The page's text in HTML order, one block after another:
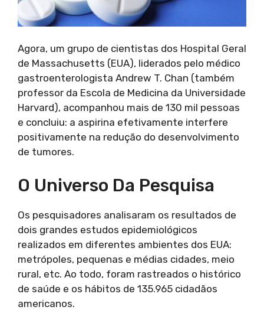
Agora, um grupo de cientistas dos Hospital Geral
de Massachusetts (EUA), liderados pelo médico
gastroenterologista Andrew T. Chan (também
professor da Escola de Medicina da Universidade
Harvard), acompanhou mais de 130 mil pessoas
e concluiu: a aspirina efetivamente interfere
positivamente na redução do desenvolvimento
de tumores.
O Universo Da Pesquisa
Os pesquisadores analisaram os resultados de
dois grandes estudos epidemiológicos
realizados em diferentes ambientes dos EUA:
metrópoles, pequenas e médias cidades, meio
rural, etc. Ao todo, foram rastreados o histórico
de saúde e os hábitos de 135.965 cidadãos
americanos.